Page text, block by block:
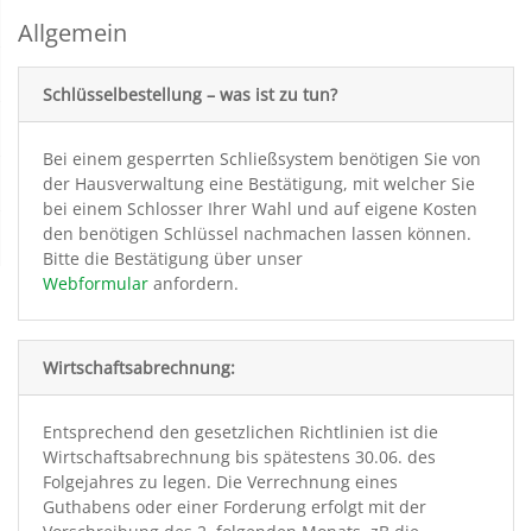
Allgemein
Schlüsselbestellung – was ist zu tun?
Bei einem gesperrten Schließsystem benötigen Sie von
der Hausverwaltung eine Bestätigung, mit welcher Sie
bei einem Schlosser Ihrer Wahl und auf eigene Kosten
den benötigen Schlüssel nachmachen lassen können.
Bitte die Bestätigung über unser
Webformular anfordern.
Wirtschaftsabrechnung:
Entsprechend den gesetzlichen Richtlinien ist die
Wirtschaftsabrechnung bis spätestens 30.06. des
Folgejahres zu legen. Die Verrechnung eines
Guthabens oder einer Forderung erfolgt mit der